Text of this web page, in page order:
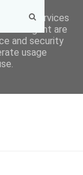
its services
user-agent are
and security
usage